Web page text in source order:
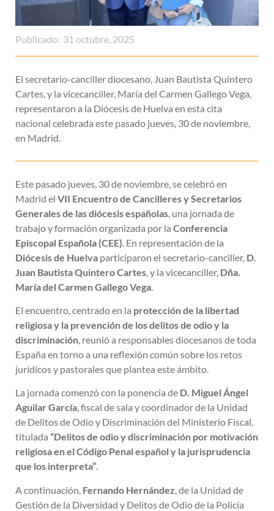
Publicado: 31 octubre, 2025
El secretario-canciller diocesano, Juan Bautista Quintero
Cartes, y la vicecanciller, María del Carmen Gallego Vega,
representaron a la Diócesis de Huelva en esta cita
nacional celebrada este pasado jueves, 30 de noviembre,
en Madrid.
Este pasado jueves, 30 de noviembre, se celebró en
Madrid el VII Encuentro de Cancilleres y Secretarios
Generales de las diócesis españolas , una jornada de
trabajo y formación organizada por la Conferencia
Episcopal Española (CEE) . En representación de la
Diócesis de Huelva participaron el secretario-canciller, D.
Juan Bautista Quintero Cartes , y la vicecanciller, Dña.
María del Carmen Gallego Vega
El encuentro, centrado en la protección de la libertad
religiosa y la prevención de los delitos de odio y la
discriminación, reunió a responsables diocesanos de toda
España en torno a una reflexión común sobre los retos
jurídicos y pastorales que plantea este ámbito.
La jornada comenzó con la ponencia de D. Miguel Ángel
Aguilar García, fiscal de sala y coordinador de la Unidad
de Delitos de Odio y Discriminación del Ministerio Fiscal,
titulada “Delitos de odio y discriminación por motivación
religiosa en el Código Penal español y la jurisprudencia
que los interpreta”.
A continuación, Fernando Hernández , de la Unidad de
Gestión de la Diversidad y Delitos de Odio de la Policía